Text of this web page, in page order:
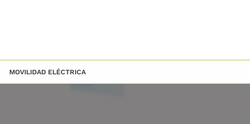
MOVILIDAD ELÉCTRICA